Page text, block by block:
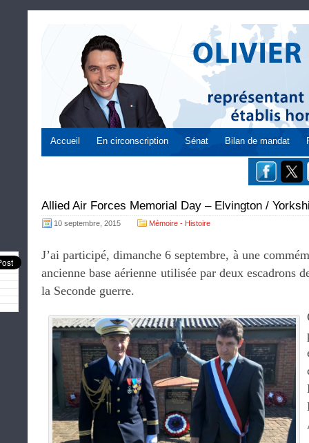
Accueil En circonscription Sénat Bilan de mandat
Allied Air Forces Memorial Day – Elvington /
10 septembre, 2015 Mémoire - Histoire
J’ai participé, dimanche 6 septembre, à une
ancienne base aérienne utilisée par deux escadrons
la Seconde guerre.